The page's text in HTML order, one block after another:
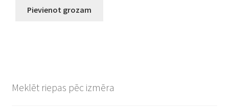
Pievienot grozam
Meklēt riepas pēc izmēra